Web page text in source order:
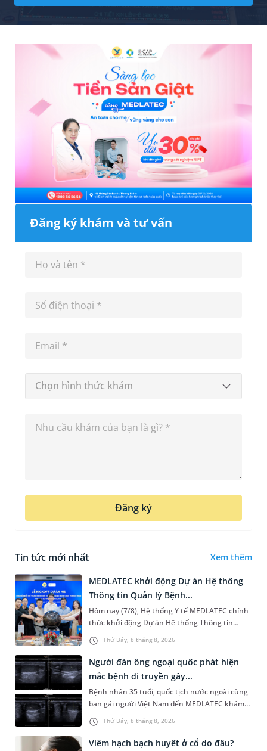
Đăng ký khám và tư vấn
Chọn hình thức khám
Đăng ký
Tin tức mới nhất Xem thêm
Thứ Bảy, 8 tháng 8, 2026
MEDLATEC khởi động Dự án Hệ thống
Thông tin Quản lý Bệnh...
Hôm nay (7/8), Hệ thống Y tế MEDLATEC chính
thức khởi động Dự án Hệ thống Thông tin
Quản lý Bệnh viện (HIS - Hospital Information
System) giai đoạn mới. Dự á...
Thứ Bảy, 8 tháng 8, 2026
Người đàn ông ngoại quốc phát hiện
mắc bệnh di truyền gây...
Bệnh nhân 35 tuổi, quốc tịch nước ngoài cùng
bạn gái người Việt Nam đến MEDLATEC khám
sức khỏe tiền hôn nhân. Qua thăm khám và
làm các xét nghiệm chuyên sâu,...
Viêm hạch bạch huyết ở cổ do đâu?